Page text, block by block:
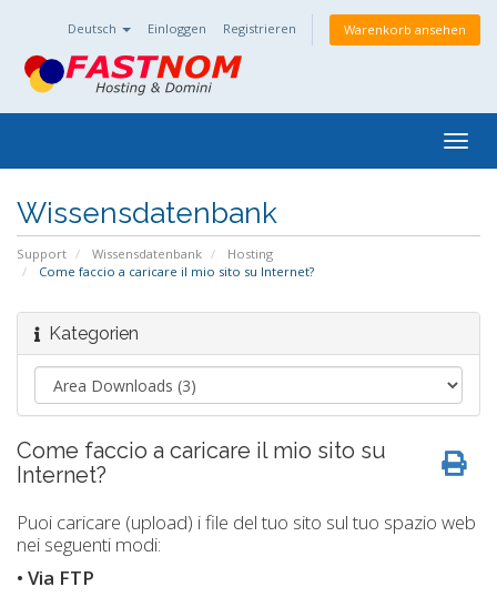
Deutsch Einloggen Registrieren Warenkorb ansehen
Wissensdatenbank
Support Wissensdatenbank
Hosting
Come faccio a caricare il mio sito su Internet?
Kategorien
Come faccio a caricare il mio sito su
Internet?
Puoi caricare (upload) i file del tuo sito sul tuo spazio web
nei seguenti modi:
• Via FTP